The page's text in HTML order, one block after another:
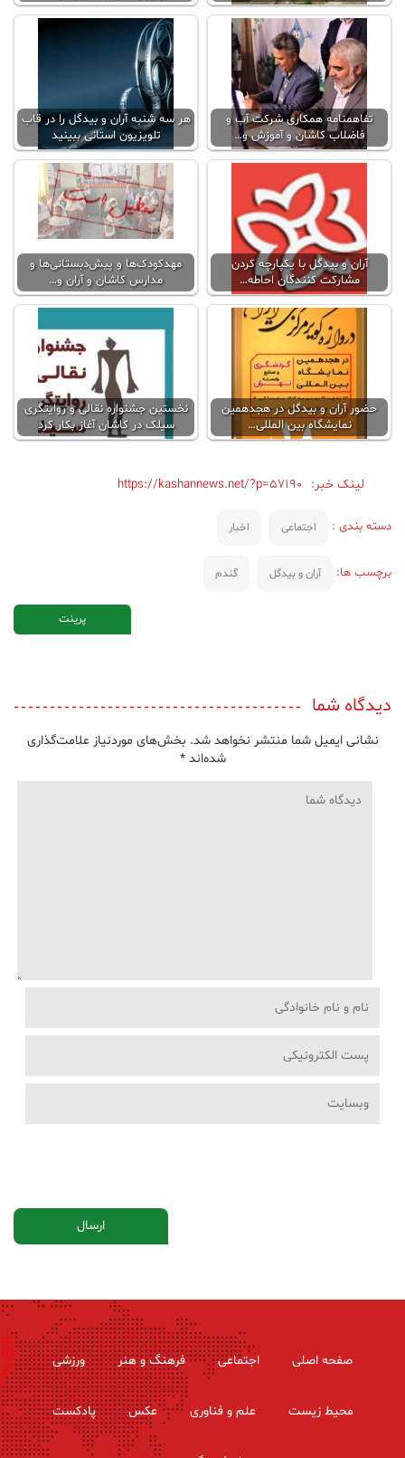
تفاهمنامه همکاری شرکت آب و
فاضلاب کاشان و آموزش و…
هر سه شنبه آران و بیدگل را در قاب
تلویزیون استانی ببینید
آران و بیدگل با یکپارچه کردن
مشارکت کنندگان احاطه…
مهدکودک‌ها و پیش‌دبستانی‌ها و
مدارس کاشان و آران و…
حضور آران و بیدگل در هجدهمین
نمایشگاه بین المللی…
نخستین جشنواره نقالی و روایتگری
سیلک در کاشان آغاز بکار کرد
لینک خبر: https://kashannews.net/?p=57190
دسته بندی : اجتماعی اخبار
برچسب ها: آران و بیدگل گندم
پرینت
دیدگاه شما
نشانی ایمیل شما منتشر نخواهد شد. بخش‌های موردنیاز علامت‌گذاری
شده‌اند*
صفحه اصلی اجتماعی فرهنگ و هنر ورزشی
محیط زیست علم و فناوری عکس پادکست